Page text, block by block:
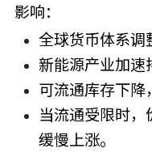
影响：
全球货币体系调
新能源产业加速
可流通库存下降
当流通受限时
缓慢上涨。